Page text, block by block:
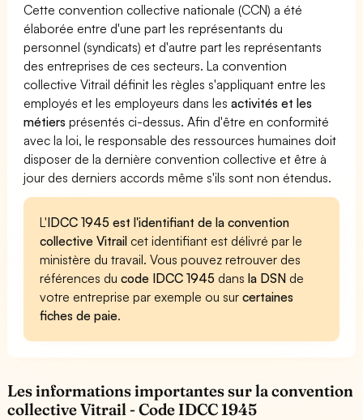
Cette convention collective nationale (CCN) a été
élaborée entre d'une part les représentants du
personnel (syndicats) et d'autre part les représentants
des entreprises de ces secteurs. La convention
collective Vitrail définit les règles s'appliquant entre les
employés et les employeurs dans lesactivités et les
métiers présentés ci-dessus. Afin d'être en conformité
avec la loi, le responsable des ressources humaines doit
disposer de la dernière convention collective et être à
jour des derniers accords même s'ils sont non étendus.
L'IDCC 1945 est l'identifiant de la convention
collective Vitrail cet identifiant est délivré par le
ministère du travail. Vous pouvez retrouver des
références ducode IDCC 1945 dansla DSN de
votre entreprise par exemple ou surcertaines
fiches de paie.
Les informations importantes sur la convention
collective Vitrail - Code IDCC 1945